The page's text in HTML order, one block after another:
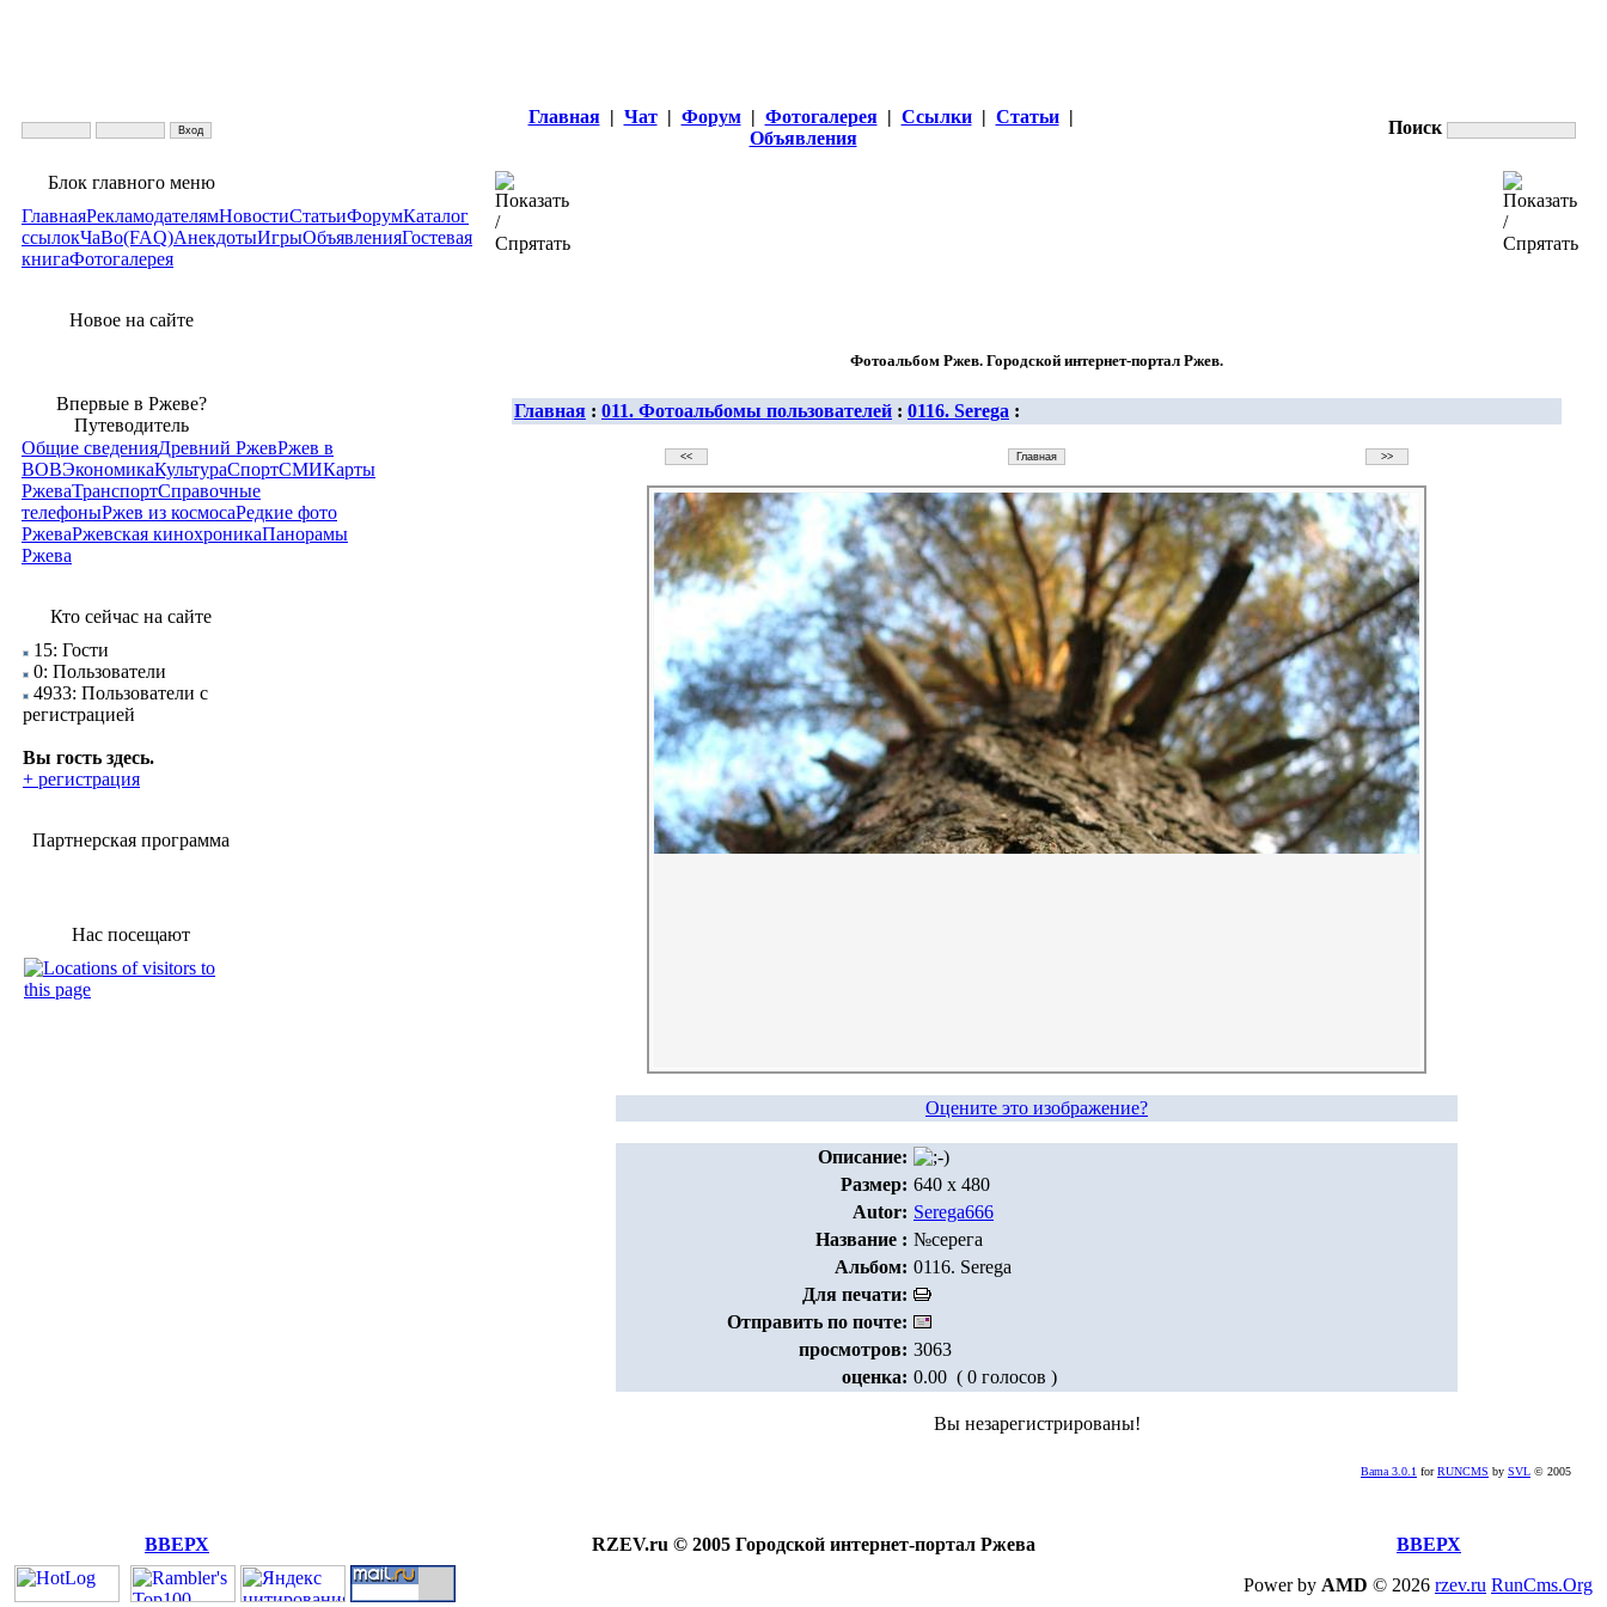
Главная | Чат | Форум | Фотогалерея | Ссылки | Статьи |
Объявления
Поиск
Блок главного меню
ГлавнаяРекламодателямНовостиСтатьиФорумКаталог
ссылокЧаВо(FAQ)АнекдотыИгрыОбъявленияГостевая
книгаФотогалерея
Новое на сайте
Впервые в Ржеве?
Путеводитель
Общие сведенияДревний РжевРжев в
ВОВЭкономикаКультураСпортСМИКарты
РжеваТранспортСправочные
телефоныРжев из космосаРедкие фото
РжеваРжевская кинохроникаПанорамы
Ржева
Кто сейчас на сайте
15: Гости
0: Пользователи
4933: Пользователи с
регистрацией
Вы гость здесь.
+ регистрация
Партнерская программа
Нас посещают
Фотоальбом Ржев. Городской интернет-портал Ржев.
Главная : 011. Фотоальбомы пользователей : 0116. Serega :
Оцените это изображение?
Описание:
Размер: 640 x 480
Autor: Serega666
Название : №серега
Альбом: 0116. Serega
Для печати:
Отправить по почте:
просмотров: 3063
оценка: 0.00 ( 0 голосов )
Вы незарегистрированы!
Bama 3.0.1 forRUNCMS by SVL © 2005
ВВЕРХ RZEV.ru © 2005 Городской интернет-портал Ржева
ВВЕРХ
Power by AMD © 2026 rzev.ru RunCms.Org